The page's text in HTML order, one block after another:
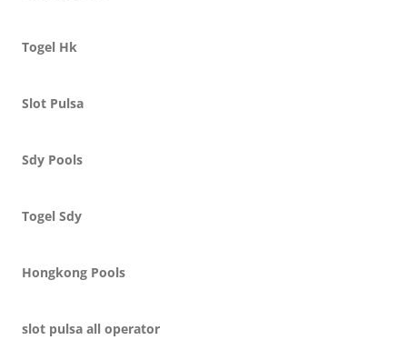
Togel Hk
Slot Pulsa
Sdy Pools
Togel Sdy
Hongkong Pools
slot pulsa all operator